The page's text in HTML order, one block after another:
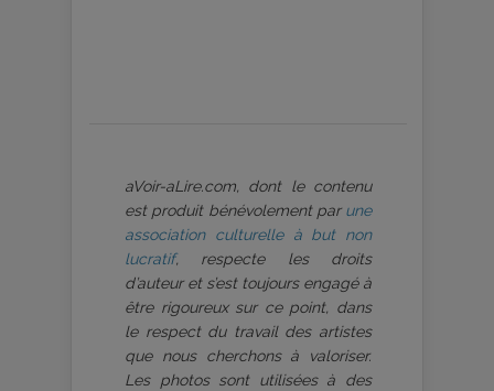
aVoir-aLire.com, dont le contenu
est produit bénévolement par une
association culturelle à but non
lucratif, respecte les droits
d’auteur et s’est toujours engagé à
être rigoureux sur ce point, dans
le respect du travail des artistes
que nous cherchons à valoriser.
Les photos sont utilisées à des